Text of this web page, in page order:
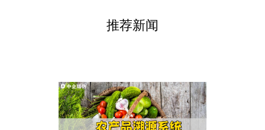
推荐新闻